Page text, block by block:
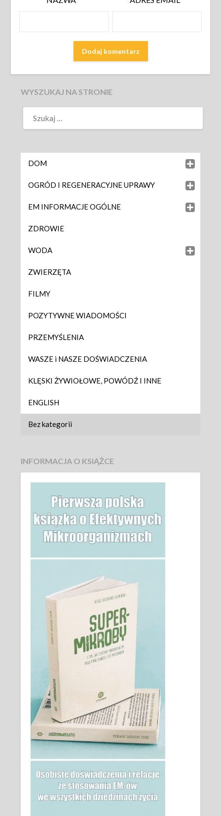
WYSZUKAJ NA STRONIE
DOM
OGRÓD I REGENERACYJNE UPRAWY
EM INFORMACJE OGÓLNE
ZDROWIE
WODA
ZWIERZĘTA
FILMY
POZYTYWNE WIADOMOŚCI
PRZEMYŚLENIA
WASZE i NASZE DOŚWIADCZENIA
KLĘSKI ŻYWIOŁOWE, POWÓDŹ I INNE
ENGLISH
Bez kategorii
INFORMACJA O KSIĄŻCE